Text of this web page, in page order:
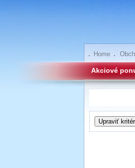
Home
Akciové